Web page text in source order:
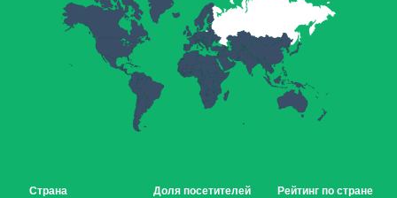
Страна Доля посетителей Рейтинг по стране